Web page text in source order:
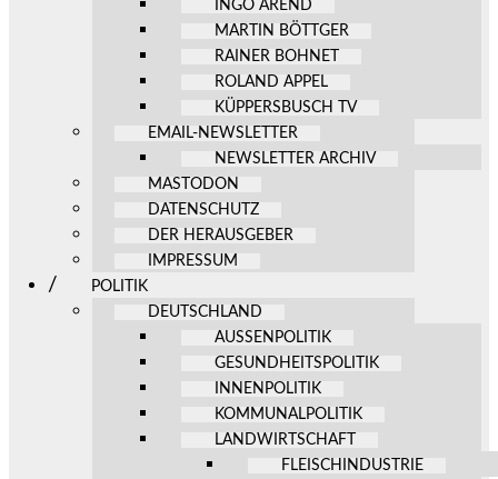
INGO AREND
MARTIN BÖTTGER
RAINER BOHNET
ROLAND APPEL
KÜPPERSBUSCH TV
EMAIL-NEWSLETTER
NEWSLETTER ARCHIV
MASTODON
DATENSCHUTZ
DER HERAUSGEBER
IMPRESSUM
POLITIK
DEUTSCHLAND
AUSSENPOLITIK
GESUNDHEITSPOLITIK
INNENPOLITIK
KOMMUNALPOLITIK
LANDWIRTSCHAFT
FLEISCHINDUSTRIE